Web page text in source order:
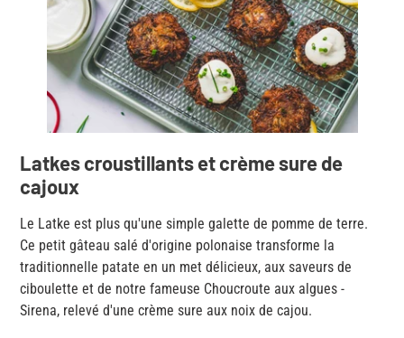
Latkes croustillants et crème sure de
cajoux
Le Latke est plus qu'une simple galette de pomme de terre.
Ce petit gâteau salé d'origine polonaise transforme la
traditionnelle patate en un met délicieux, aux saveurs de
ciboulette et de notre fameuse Choucroute aux algues -
Sirena, relevé d'une crème sure aux noix de cajou.